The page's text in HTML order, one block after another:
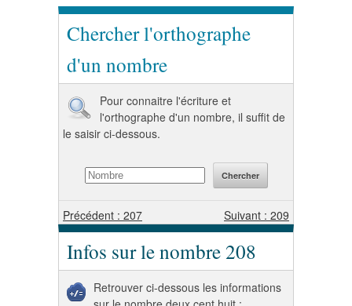
Chercher l'orthographe
d'un nombre
Pour connaitre l'écriture et
l'orthographe d'un nombre, il suffit de
le saisir ci-dessous.
Précédent : 207 Suivant : 209
Infos sur le nombre 208
Retrouver ci-dessous les informations